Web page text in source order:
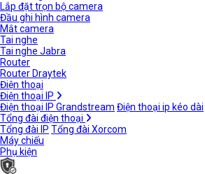
Lắp đặt trọn bộ camera
Đầu ghi hình camera
Mắt camera
Tai nghe
Tai nghe Jabra
Router
Router Draytek
Điện thoại
Điện thoại IP
Điện thoại IP Grandstream Điện thoại ip kéo dài
Tổng đài điện thoại
Tổng đài IP Tổng đài Xorcom
Máy chiếu
Phụ kiện